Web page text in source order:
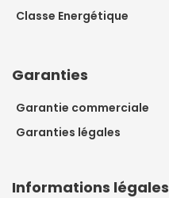
Classe Energétique
Garanties
Garantie commerciale
Garanties légales
Informations légales